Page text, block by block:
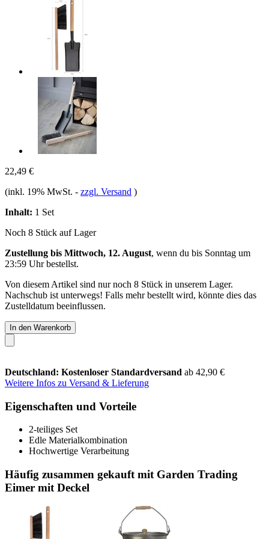
22,49 €
(inkl. 19% MwSt. - zzgl. Versand )
Inhalt: 1 Set
Noch 8 Stück auf Lager
Zustellung bis Mittwoch, 12. August, wenn du bis Sonntag um
23:59 Uhrbestellst.
Von diesem Artikel sind nur noch 8 Stück in unserem Lager.
Nachschub ist unterwegs! Falls mehr bestellt wird, könnte dies das
Zustelldatum beeinflussen.
In den Warenkorb
Deutschland: Kostenloser Standardversand ab 42,90 €
Weitere Infos zu Versand & Lieferung
Eigenschaften und Vorteile
2-teiliges Set
Edle Materialkombination
Hochwertige Verarbeitung
Häufig zusammen gekauft mit Garden Trading
Eimer mit Deckel